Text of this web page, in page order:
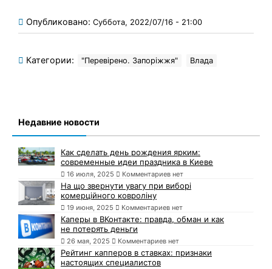
Опубликовано: Суббота, 2022/07/16 - 21:00
Категории: "Перевірено. Запоріжжя" Влада
Недавние новости
Как сделать день рождения ярким:
современные идеи праздника в Киеве
16 июля, 2025 Комментариев нет
На що звернути увагу при виборі
комерційного ковроліну
19 июня, 2025 Комментариев нет
Каперы в ВКонтакте: правда, обман и как
не потерять деньги
26 мая, 2025 Комментариев нет
Рейтинг капперов в ставках: признаки
настоящих специалистов